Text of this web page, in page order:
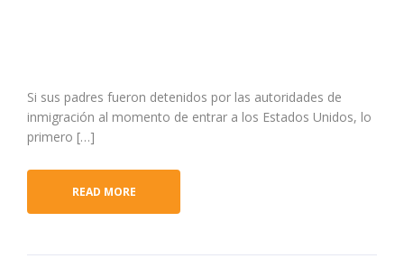
Si sus padres fueron detenidos por las autoridades de
inmigración al momento de entrar a los Estados Unidos, lo
primero […]
READ MORE